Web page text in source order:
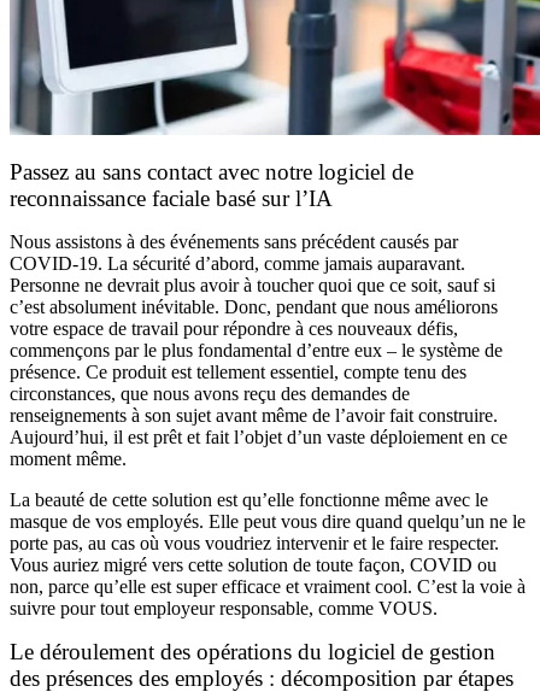
Passez au sans contact avec notre logiciel de
reconnaissance faciale basé sur l’IA
Nous assistons à des événements sans précédent causés par
COVID-19. La sécurité d’abord, comme jamais auparavant.
Personne ne devrait plus avoir à toucher quoi que ce soit, sauf si
c’est absolument inévitable. Donc, pendant que nous améliorons
votre espace de travail pour répondre à ces nouveaux défis,
commençons par le plus fondamental d’entre eux – le système de
présence. Ce produit est tellement essentiel, compte tenu des
circonstances, que nous avons reçu des demandes de
renseignements à son sujet avant même de l’avoir fait construire.
Aujourd’hui, il est prêt et fait l’objet d’un vaste déploiement en ce
moment même.
La beauté de cette solution est qu’elle fonctionne même avec le
masque de vos employés. Elle peut vous dire quand quelqu’un ne le
porte pas, au cas où vous voudriez intervenir et le faire respecter.
Vous auriez migré vers cette solution de toute façon, COVID ou
non, parce qu’elle est super efficace et vraiment cool. C’est la voie à
suivre pour tout employeur responsable, comme VOUS.
Le déroulement des opérations du logiciel de gestion
des présences des employés : décomposition par étapes